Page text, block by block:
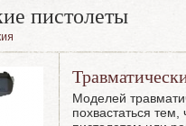
пистолеты
Моделей
похвастаться